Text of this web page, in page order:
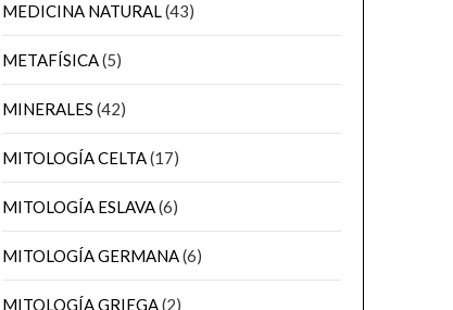
MEDICINA NATURAL(43)
METAFÍSICA(5)
MINERALES (42)
MITOLOGÍA CELTA(17)
MITOLOGÍA ESLAVA(6)
MITOLOGÍA GERMANA(6)
MITOLOGÍA GRIEGA(2)